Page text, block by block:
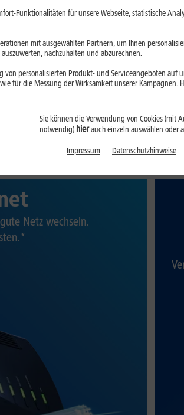
Handys Mobilfunk-Tarife
Netz wechseln.
Funktionalitäten für unsere Webseite, statistische
mit ausgewählten Partnern, um Ihnen
nachzuhalten und abzurechnen.
von personalisierten Produkt- und Serviceangeboten auf
für die Messung der Wirksamkeit unserer Kampagnen.
Sie können die Verwendung von Cookies (mit
notwendig) hierauch einzeln auswählen oder
Impressum Datenschutzhinweise